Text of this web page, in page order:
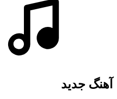
آهنگ جديد